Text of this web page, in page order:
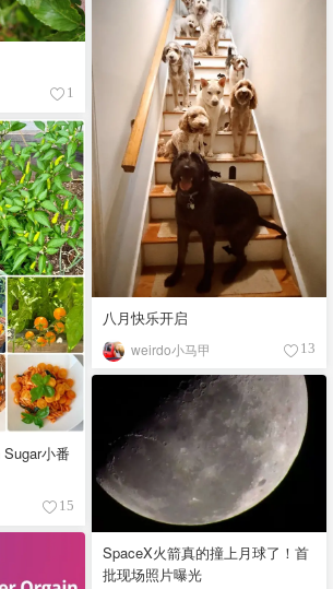
1
八月快乐开启
weirdo小马甲 13
小番
15
SpaceX火箭真的撞上月球了！首
批现场照片曝光